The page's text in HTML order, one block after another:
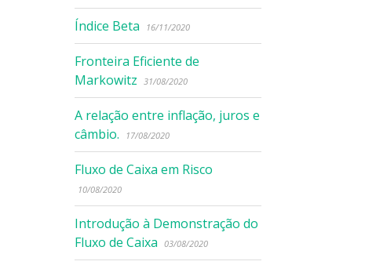
Índice Beta 16/11/2020
Fronteira Eficiente de
Markowitz
31/08/2020
A relação entre inflação, juros e
câmbio.
17/08/2020
Fluxo de Caixa em Risco
10/08/2020
Introdução à Demonstração do
Fluxo de Caixa
03/08/2020